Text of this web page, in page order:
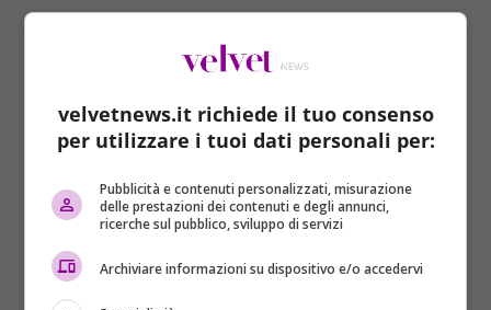
Non poteva mancare la pagina Facebook
dedicata al Principino George, Baby George ti
disprezza, che se la prende con Salvini e lo tratta
come se fosse un immigrato.La pagina satirica che
velvetnews.it richiede il tuo consenso
per utilizzare i tuoi dati personali per:
Pubblicità e contenuti personalizzati, misurazione
delle prestazioni dei contenuti e degli annunci,
ricerche sul pubblico, sviluppo di servizi
Archiviare informazioni su dispositivo e/o accedervi